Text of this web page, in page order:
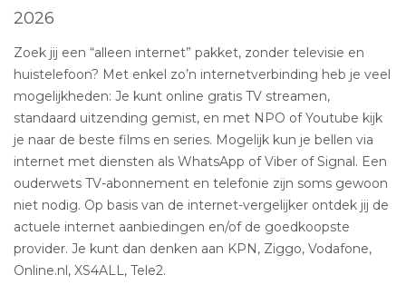
2026
Zoek jij een “alleen internet” pakket, zonder televisie en
huistelefoon? Met enkel zo’n internetverbinding heb je veel
mogelijkheden: Je kunt online gratis TV streamen,
standaard uitzending gemist, en met NPO of Youtube kijk
je naar de beste films en series. Mogelijk kun je bellen via
internet met diensten als WhatsApp of Viber of Signal. Een
ouderwets TV-abonnement en telefonie zijn soms gewoon
niet nodig. Op basis van de internet-vergelijker ontdek jij de
actuele internet aanbiedingen en/of de goedkoopste
provider. Je kunt dan denken aan KPN, Ziggo, Vodafone,
Online.nl, XS4ALL, Tele2.